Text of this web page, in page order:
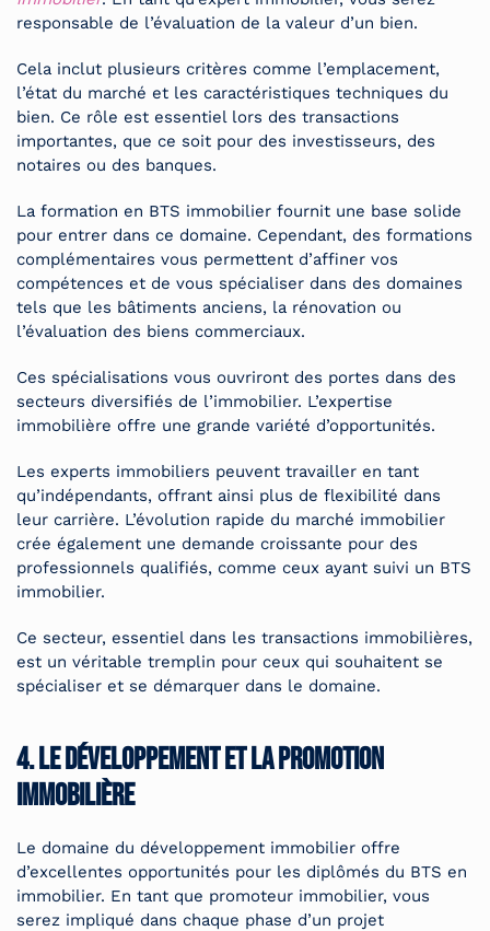
responsable de l’évaluation de la valeur d’un bien.
Cela inclut plusieurs critères comme l’emplacement,
l’état du marché et les caractéristiques techniques du
bien. Ce rôle est essentiel lors des transactions
importantes, que ce soit pour des investisseurs, des
notaires ou des banques.
La formation en BTS immobilier fournit une base solide
pour entrer dans ce domaine. Cependant, des formations
complémentaires vous permettent d’affiner vos
compétences et de vous spécialiser dans des domaines
tels que les bâtiments anciens, la rénovation ou
l’évaluation des biens commerciaux.
Ces spécialisations vous ouvriront des portes dans des
secteurs diversifiés de l’immobilier. L’expertise
immobilière offre une grande variété d’opportunités.
Les experts immobiliers peuvent travailler en tant
qu’indépendants, offrant ainsi plus de flexibilité dans
leur carrière. L’évolution rapide du marché immobilier
crée également une demande croissante pour des
professionnels qualifiés, comme ceux ayant suivi un BTS
immobilier.
Ce secteur, essentiel dans les transactions immobilières,
est un véritable tremplin pour ceux qui souhaitent se
spécialiser et se démarquer dans le domaine.
4. Le développement et la promotion
immobilière
Le domaine du développement immobilier offre
d’excellentes opportunités pour les diplômés du BTS en
immobilier. En tant que promoteur immobilier, vous
serez impliqué dans chaque phase d’un projet